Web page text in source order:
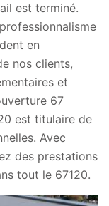
est terminé.
en
nos clients,
et
67
est titulaire de
Avec
des prestations
tout le 67120.